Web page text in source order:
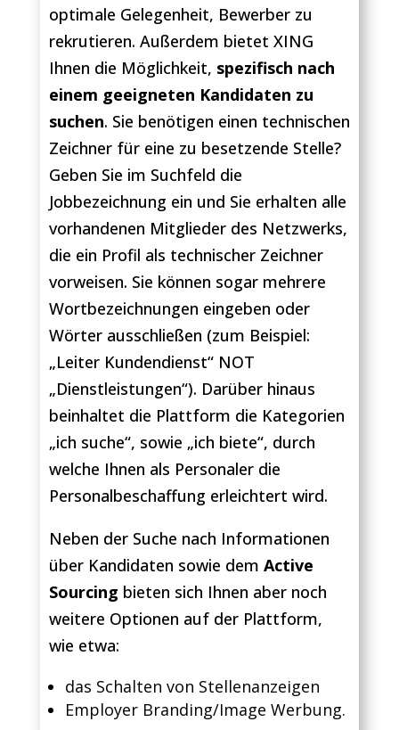
optimale Gelegenheit, Bewerber zu
rekrutieren. Außerdem bietet XING
Ihnen die Möglichkeit, spezifisch nach
einem geeigneten Kandidaten zu
suchen. Sie benötigen einen technischen
Zeichner für eine zu besetzende Stelle?
Geben Sie im Suchfeld die
Jobbezeichnung ein und Sie erhalten alle
vorhandenen Mitglieder des Netzwerks,
die ein Profil als technischer Zeichner
vorweisen. Sie können sogar mehrere
Wortbezeichnungen eingeben oder
Wörter ausschließen (zum Beispiel:
„Leiter Kundendienst“ NOT
„Dienstleistungen“). Darüber hinaus
beinhaltet die Plattform die Kategorien
„ich suche“, sowie „ich biete“, durch
welche Ihnen als Personaler die
Personalbeschaffung erleichtert wird.
Neben der Suche nach Informationen
über Kandidaten sowie dem Active
Sourcing bieten sich Ihnen aber noch
weitere Optionen auf der Plattform,
wie etwa:
das Schalten von Stellenanzeigen
Employer Branding/Image Werbung.